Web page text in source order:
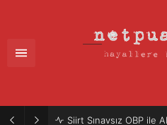
Siirt Sınavsız OBP ile